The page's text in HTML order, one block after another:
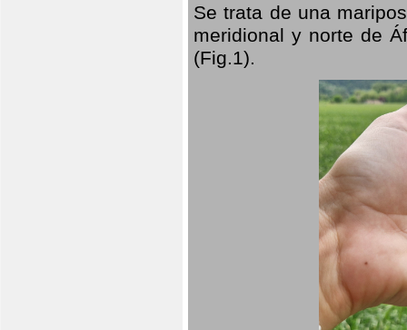
Se trata de una
meridional y norte de
(Fig.1).